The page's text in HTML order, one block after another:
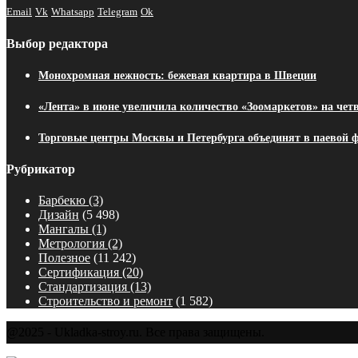
Email Vk Whatsapp Telegram Ok
Выбор редактора
Монохромная нежность: бежевая квартира в Швеции
«Лента» в июне увеличила количество «Зоомаркетов» на
Торговые центры Москвы и Петербурга объединят в паевой
Рубрикатор
Барбекю (3)
Дизайн (5 498)
Мангалы (1)
Метрология (2)
Полезное (11 242)
Сертификация (20)
Стандартизация (13)
Строительство и ремонт (1 582)